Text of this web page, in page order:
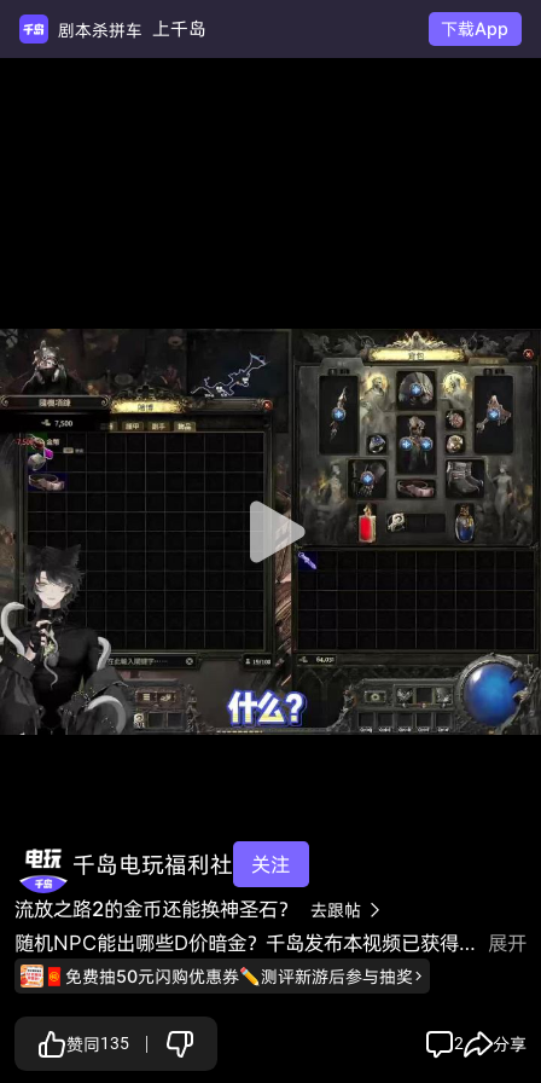
剧本杀拼车 上千岛 下载App
千岛电玩福利社
关注
流放之路2的金币还能换神圣石？
去跟帖 
随机NPC能出哪些D价暗金？千岛发布本视频已获得原作者“卷卷蛇 游戏百科”授权。 展开
🧧免费抽50元闪购优惠券✏️测评新游后参与抽奖
赞同135 2 分享